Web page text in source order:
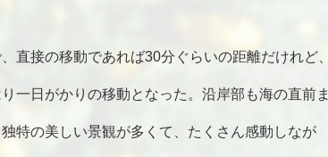
直接の移動であれば30分ぐらいの距離だけれど、
一日がかりの移動となった。沿岸部も海の直前ま
特の美しい景観が多くて、たくさん感動しなが